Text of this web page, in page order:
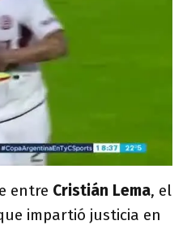
entre Cristián Lema, el
impartió justicia en